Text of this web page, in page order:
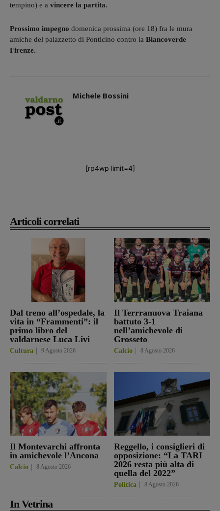
Articoli correlati
Dal treno all’ospedale, la
vita in “Frammenti”: il
primo libro del
valdarnese Luca Livi
Cultura 9 Agosto 2026
Il Terrranuova Traiana
battuto 3-1
nell’amichevole di
Grosseto
Calcio 8 Agosto 2026
Il Montevarchi affronta
in amichevole l’Ancona
Calcio 8 Agosto 2026
Reggello, i consiglieri di
opposizione: “La TARI
2026 resta più alta di
quella del 2022”
Politica 8 Agosto 2026
In Vetrina
tempino) e a vincere la partita.
Prossimo impegno domenica prossima (ore 18) fra le mura
amiche del palazzetto di Ponticino contro la Biancoverde
Firenze.
Michele Bossini
[rp4wp limit=4]